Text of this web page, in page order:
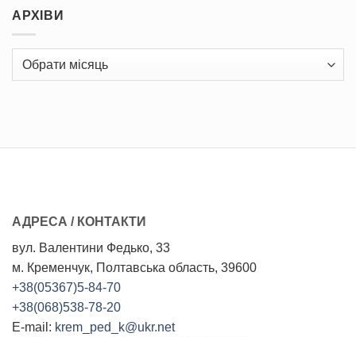
АРХІВИ
Архіви
АДРЕСА / КОНТАКТИ
вул. Валентини Федько, 33
м. Кременчук, Полтавська область, 39600
+38(05367)5-84-70
+38(068)538-78-20
E-mail: krem_ped_k@ukr.net